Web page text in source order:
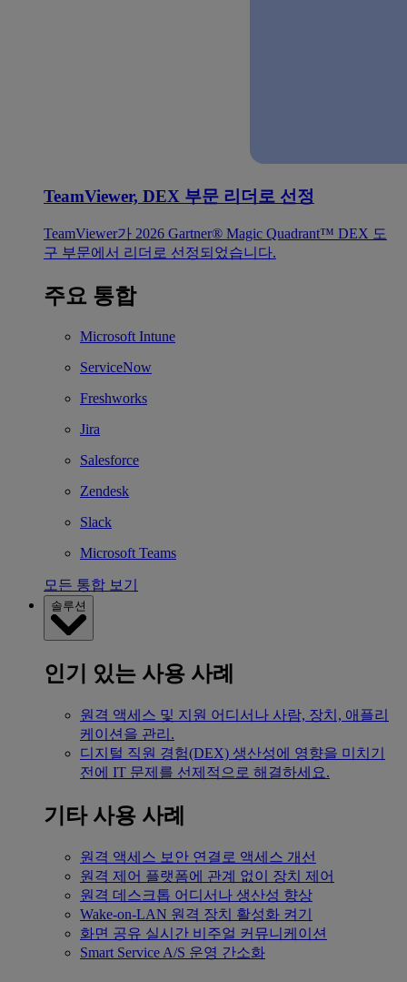
TeamViewer, DEX 부문 리더로 선정
TeamViewer가 2026 Gartner® Magic Quadrant™ DEX 도
구 부문에서 리더로 선정되었습니다.
주요 통합
Microsoft Intune
ServiceNow
Freshworks
Jira
Salesforce
Zendesk
Slack
Microsoft Teams
모든 통합 보기
솔루션
인기 있는 사용 사례
원격 액세스 및 지원 어디서나 사람, 장치, 애플리
케이션을 관리.
디지털 직원 경험(DEX) 생산성에 영향을 미치기
전에 IT 문제를 선제적으로 해결하세요.
기타 사용 사례
원격 액세스 보안 연결로 액세스 개선
원격 제어 플랫폼에 관계 없이 장치 제어
원격 데스크톱 어디서나 생산성 향상
Wake-on-LAN 원격 장치 활성화 켜기
화면 공유 실시간 비주얼 커뮤니케이션
Smart Service A/S 운영 간소화